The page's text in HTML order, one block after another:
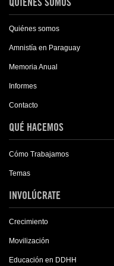
Quiénes somos
Amnistía en Paraguay
Memoria Anual
Informes
Contacto
QUÉ HACEMOS
Cómo Trabajamos
Temas
INVOLÚCRATE
Crecimiento
Movilización
Educación en DDHH